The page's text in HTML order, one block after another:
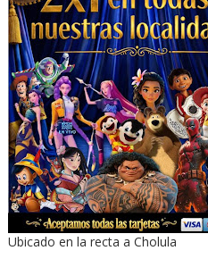
Ubicado en la recta a Cholula